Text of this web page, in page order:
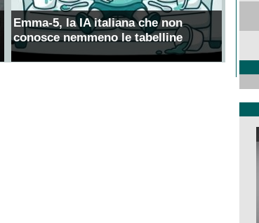
Emma-5, la IA italiana che non
conosce nemmeno le tabelline